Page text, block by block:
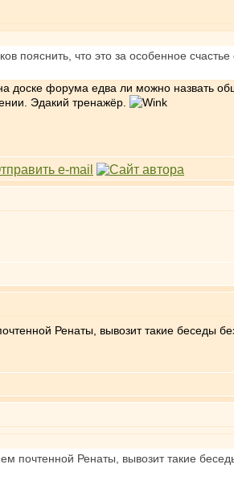
пояснить, что это за особенное
доске форума едва ли можно назвать
Эдакий тренажёр.
Ренаты, вывозит такие беседы
почтенной Ренаты, вывозит такие